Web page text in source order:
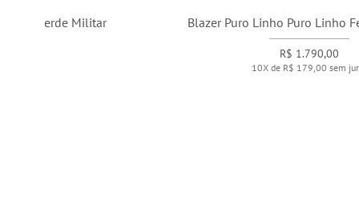
Blazer Puro Linho Puro Linho Felix Vermelho